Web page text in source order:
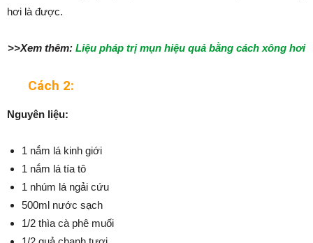
hơi là được.
>>Xem thêm: Liệu pháp trị mụn hiệu quả bằng cách xông hơi
Cách 2:
Nguyên liệu:
1 nắm lá kinh giới
1 nắm lá tía tô
1 nhúm lá ngải cứu
500ml nước sạch
1/2 thìa cà phê muối